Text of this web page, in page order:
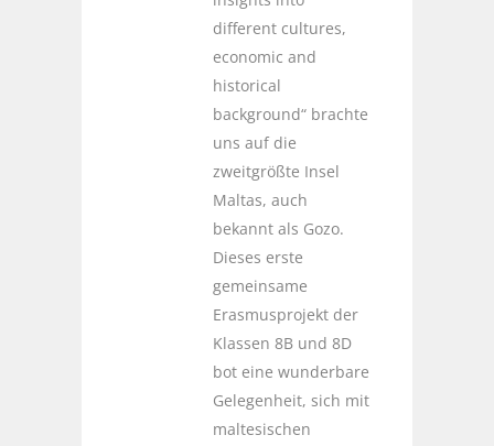
different cultures,
economic and
historical
background“ brachte
uns auf die
zweitgrößte Insel
Maltas, auch
bekannt als Gozo.
Dieses erste
gemeinsame
Erasmusprojekt der
Klassen 8B und 8D
bot eine wunderbare
Gelegenheit, sich mit
maltesischen